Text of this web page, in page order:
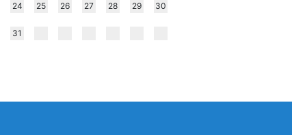
24 25 26 27 28 29 30
31